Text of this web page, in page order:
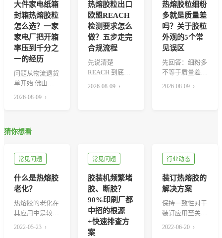
大件家电纸箱
封箱热熔胶粒
怎么选？一家
家电厂把开箱
率压到千分之
一的经历
问题从物流退货
单开始 佛山一
家做取暖器和小
2026-08-09 ›
热熔胶粒出口
欧盟REACH
检测要求怎么
做？五步走完
合规流程
先说清楚
REACH 到底管
什么 REACH 是
2026-08-09 ›
热熔胶粒细粉
多就是质量差
吗？关于胶粒
外观的5个常
见误区
先回答：细粉多
不等于质量差，
但值得追问一句
2026-08-09 ›
猜你想看
常见问题
什么是热熔胶
老化？
热熔胶的老化在
其应用中是较为
常见的。这种现
2022-05-23 ›
常见问题
胶装机频繁堵
胶、断胶？
90%印刷厂都
中招的根源
+快速排查方
案
行业动态
装订热熔胶的
解决方案
保持一致性对于
装订应用至关重
要 - 管理...
2022-06-20 ›